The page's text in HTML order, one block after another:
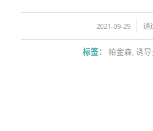
2021-09-29
/ 通
标签： 帕金森, 诱